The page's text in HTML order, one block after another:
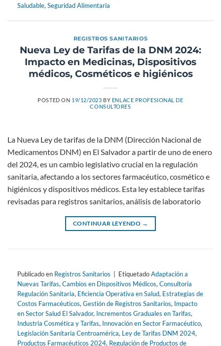
Saludable, Seguridad Alimentaria
REGISTROS SANITARIOS
Nueva Ley de Tarifas de la DNM 2024:
Impacto en Medicinas, Dispositivos
médicos, Cosméticos e higiénicos
POSTED ON 19/12/2023 BY ENLACE PROFESIONAL DE
CONSULTORES
La Nueva Ley de tarifas de la DNM (Dirección Nacional de
Medicamentos DNM) en El Salvador a partir de uno de enero
del 2024, es un cambio legislativo crucial en la regulación
sanitaria, afectando a los sectores farmacéutico, cosmético e
higiénicos y dispositivos médicos. Esta ley establece tarifas
revisadas para registros sanitarios, análisis de laboratorio
CONTINUAR LEYENDO →
Publicado en Registros Sanitarios EtiquetadoAdaptación a
Nuevas Tarifas,Cambios en Dispositivos Médicos,Consultoría
Regulación Sanitaria, Eficiencia Operativa en Salud, Estrategias de
Costos Farmacéuticos,Gestión de Registros Sanitarios, Impacto
en Sector Salud El Salvador, Incrementos Graduales en Tarifas,
Industria Cosmética y Tarifas, Innovación en Sector Farmacéutico,
Legislación Sanitaria Centroamérica, Ley de Tarifas DNM 2024,
Productos Farmacéuticos 2024, Regulación de Productos de